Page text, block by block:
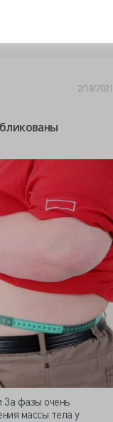
2/18/2021
3a фазы очень
массы тела у